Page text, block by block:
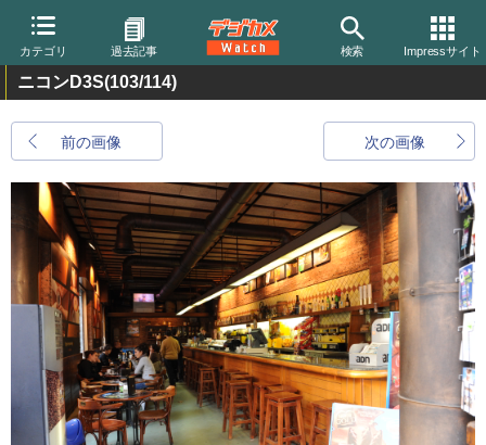
カテゴリ 過去記事 検索 Impressサイト
ニコンD3S(103/114)
前の画像 次の画像